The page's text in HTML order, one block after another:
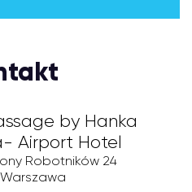
by Hanka
Airport Hotel
Robotników 24
Warszawa